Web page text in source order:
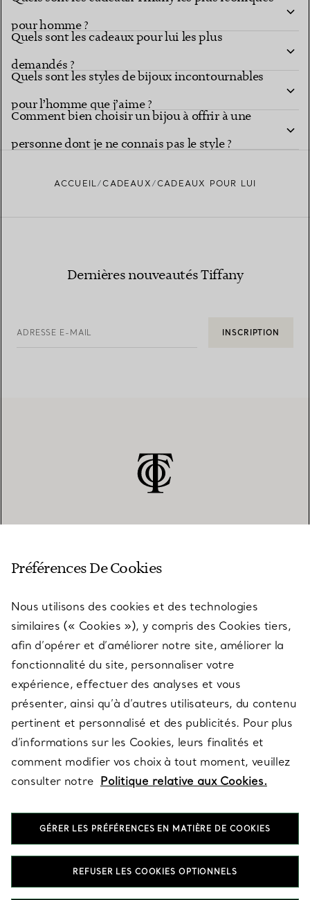
pour homme ?
Quels sont les cadeaux pour lui les plus
demandés ?
Quels sont les styles de bijoux incontournables
pour l’homme que j’aime ?
Comment bien choisir un bijou à offrir à une
personne dont je ne connais pas le style ?
ACCUEIL CADEAUX CADEAUX POUR LUI
Dernières nouveautés Tiffany
ADRESSE E-MAIL INSCRIPTION
SERVICES
À PROPOS
QUESTIONS LÉGALES
SUIVEZ-NOUS
T&Co. 2026
Préférences De Cookies
Nous utilisons des cookies et des technologies
similaires (« Cookies »), y compris des Cookies tiers,
afin d’opérer et d’améliorer notre site, améliorer la
fonctionnalité du site, personnaliser votre
expérience, effectuer des analyses et vous
présenter, ainsi qu’à d’autres utilisateurs, du contenu
pertinent et personnalisé et des publicités. Pour plus
d’informations sur les Cookies, leurs finalités et
comment modifier vos choix à tout moment, veuillez
consulter notre Politique relative aux Cookies.
GÉRER LES PRÉFÉRENCES EN MATIÈRE DE COOKIES
REFUSER LES COOKIES OPTIONNELS